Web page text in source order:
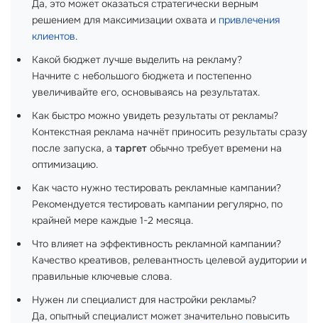
Да, это может оказаться стратегически верным
решением для максимизации охвата и привлечения
клиентов.
Какой бюджет лучше выделить на рекламу?
Начните с небольшого бюджета и постепенно
увеличивайте его, основываясь на результатах.
Как быстро можно увидеть результаты от рекламы?
Контекстная реклама начнёт приносить результаты сразу
после запуска, а таргет обычно требует времени на
оптимизацию.
Как часто нужно тестировать рекламные кампании?
Рекомендуется тестировать кампании регулярно, по
крайней мере каждые 1-2 месяца.
Что влияет на эффективность рекламной кампании?
Качество креативов, релевантность целевой аудитории и
правильные ключевые слова.
Нужен ли специалист для настройки рекламы?
Да, опытный специалист может значительно повысить